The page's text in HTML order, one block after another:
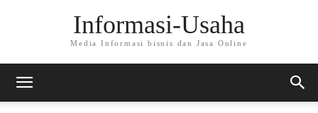
Informasi-Usaha
Media Informasi bisnis dan Jasa Online